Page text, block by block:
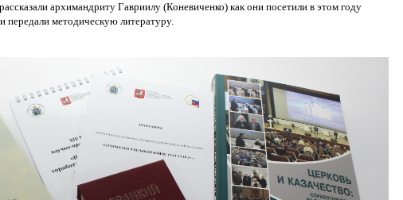
архимандриту Гавриилу(Коневиченко) как они посетили в этом году
передали методическую литературу.